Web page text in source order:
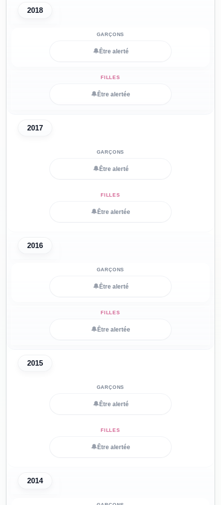
2018
🔔 Être alerté
🔔 Être alertée
2017
🔔 Être alerté
🔔 Être alertée
2016
🔔 Être alerté
🔔 Être alertée
2015
🔔 Être alerté
🔔 Être alertée
2014